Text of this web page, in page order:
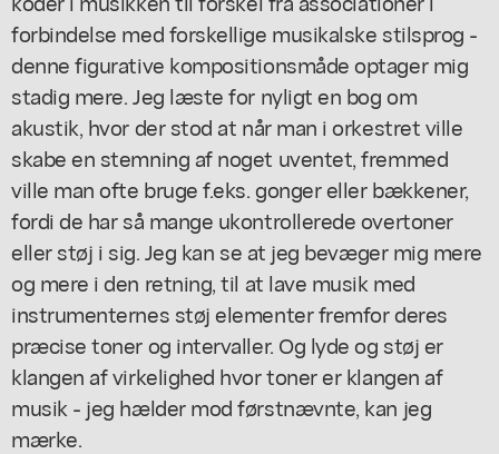
forbindelse med forskellige musikalske stilsprog -
denne figurative kompositionsmåde optager mig
stadig mere. Jeg læste for nyligt en bog om
akustik, hvor der stod at når man i orkestret ville
skabe en stemning af noget uventet, fremmed
ville man ofte bruge f.eks. gonger eller bækkener,
fordi de har så mange ukontrollerede overtoner
eller støj i sig. Jeg kan se at jeg bevæger mig mere
og mere i den retning, til at lave musik med
instrumenternes støj elementer fremfor deres
præcise toner og intervaller. Og lyde og støj er
klangen af virkelighed hvor toner er klangen af
musik - jeg hælder mod førstnævnte, kan jeg
mærke.